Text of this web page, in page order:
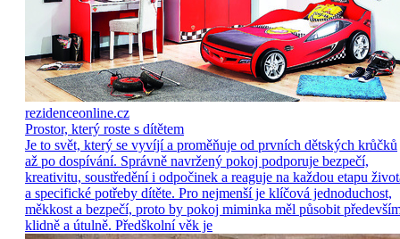
rezidenceonline.cz
Prostor, který roste s dítětem
Je to svět, který se vyvíjí a proměňuje od prvních dětských krůčků
až po dospívání. Správně navržený pokoj podporuje bezpečí,
kreativitu, soustředění i odpočinek a reaguje na každou etapu
a specifické potřeby dítěte. Pro nejmenší je klíčová jednoduchost,
měkkost a bezpečí, proto by pokoj miminka měl působit
klidně a útulně. Předškolní věk je